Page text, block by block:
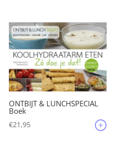
ONTBIJT & LUNCHSPECIAL
Boek
€21,95